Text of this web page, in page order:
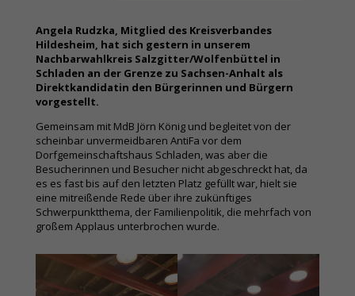
Angela Rudzka, Mitglied des Kreisverbandes
Hildesheim, hat sich gestern in unserem
Nachbarwahlkreis Salzgitter/Wolfenbüttel in
Schladen an der Grenze zu Sachsen-Anhalt als
Direktkandidatin den Bürgerinnen und Bürgern
vorgestellt.
Gemeinsam mit MdB Jörn König und begleitet von der
scheinbar unvermeidbaren AntiFa vor dem
Dorfgemeinschaftshaus Schladen, was aber die
Besucherinnen und Besucher nicht abgeschreckt hat, da
es es fast bis auf den letzten Platz gefüllt war, hielt sie
eine mitreißende Rede über ihre zukünftiges
Schwerpunktthema, der Familienpolitik, die mehrfach von
großem Applaus unterbrochen wurde.